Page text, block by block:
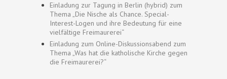
Einladung zur Tagung in Berlin (hybrid) zum
Thema „Die Nische als Chance. Special-
Interest-Logen und ihre Bedeutung für eine
vielfältige Freimaurerei“
Einladung zum Online-Diskussionsabend zum
Thema „Was hat die katholische Kirche gegen
die Freimaurerei?“